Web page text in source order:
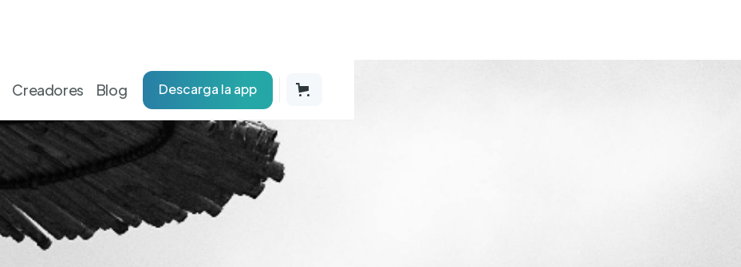
Creadores Blog Descarga la app